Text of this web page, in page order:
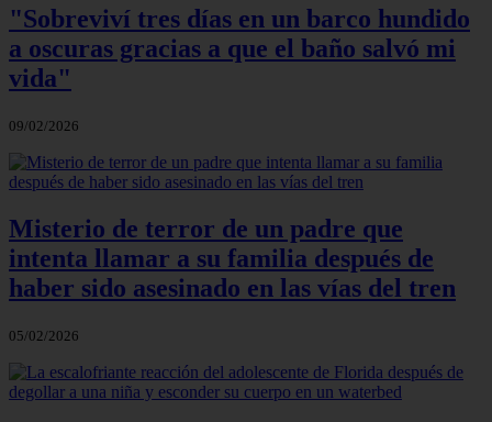
"Sobreviví tres días en un barco hundido
a oscuras gracias a que el baño salvó mi
vida"
09/02/2026
Misterio de terror de un padre que
intenta llamar a su familia después de
haber sido asesinado en las vías del tren
05/02/2026